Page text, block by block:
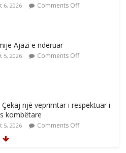
6, 2026 Comments Off
Ajazi e nderuar
5, 2026 Comments Off
njē veprimtar i respektuar i
kombëtare
5, 2026 Comments Off